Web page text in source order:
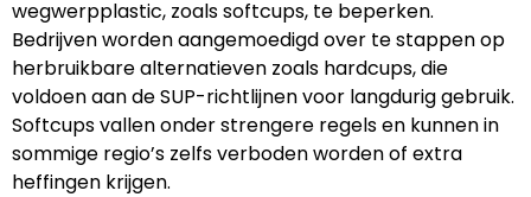
wegwerpplastic, zoals softcups, te beperken.
Bedrijven worden aangemoedigd over te stappen op
herbruikbare alternatieven zoals hardcups, die
voldoen aan de SUP-richtlijnen voor langdurig gebruik.
Softcups vallen onder strengere regels en kunnen in
sommige regio’s zelfs verboden worden of extra
heffingen krijgen.